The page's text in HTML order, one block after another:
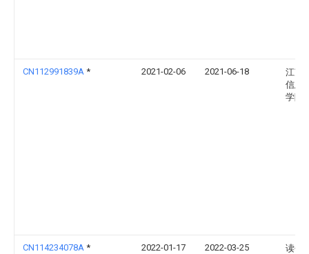
CN112991839A * 2021-02-06 2021-06-18
江苏
信息
学院
CN114234078A * 2022-01-17 2022-03-25
读书